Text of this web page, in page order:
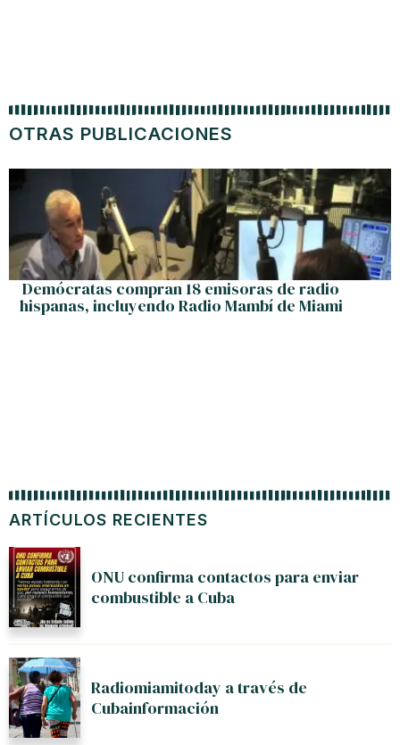
ARTÍCULOS RECIENTES
ONU confirma contactos para enviar
combustible a Cuba
Radiomiamitoday a través de
Cubainformación
OTRAS PUBLICACIONES
Demócratas compran 18 emisoras de radio
hispanas, incluyendo Radio Mambí de Miami